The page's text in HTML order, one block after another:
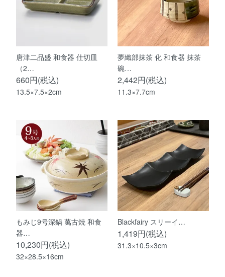
唐津二品盛 和食器 仕切皿
（2…
660円(税込)
13.5×7.5×2cm
夢織部抹茶 化 和食器 抹茶
碗…
2,442円(税込)
11.3×7.7cm
もみじ9号深鍋 萬古焼 和食
器…
10,230円(税込)
32×28.5×16cm
Blackfairy スリーイ…
1,419円(税込)
31.3×10.5×3cm